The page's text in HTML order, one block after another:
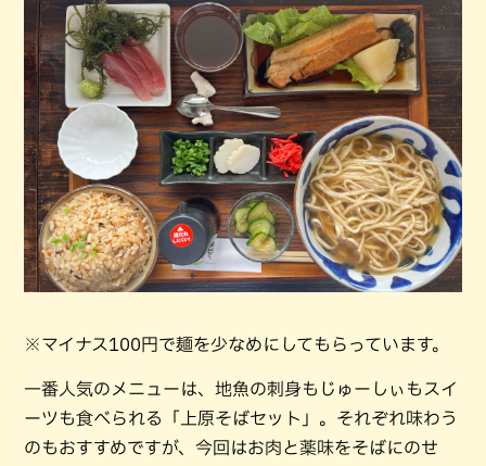
※マイナス100円で麺を少なめにしてもらっています。
一番人気のメニューは、地魚の刺身もじゅーしぃもスイ
ーツも食べられる「上原そばセット」。それぞれ味わう
のもおすすめですが、今回はお肉と薬味をそばにのせ